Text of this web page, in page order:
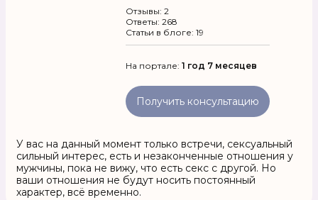
Отзывы: 2
Ответы: 268
Статьи в блоге: 19
На портале: 1 год 7 месяцев
Получить консультацию
У вас на данный момент только встречи, сексуальный
сильный интерес, есть и незаконченные отношения у
мужчины, пока не вижу, что есть секс с другой. Но
ваши отношения не будут носить постоянный
характер, всё временно.